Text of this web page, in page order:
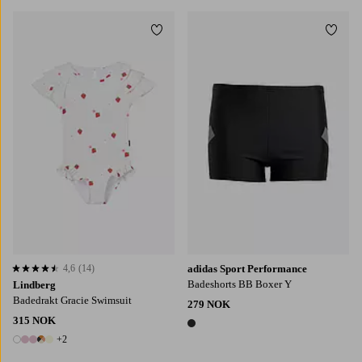
Lindberg
Badedrakt Gracie Swimsuit
315 NOK
7 farger
+2
4,6 basert på 14 karaktergivninger
4,6 (14)
Legg til favoritter
adidas Sport Performance
Badeshorts BB Boxer Y
279 NOK
1 farge